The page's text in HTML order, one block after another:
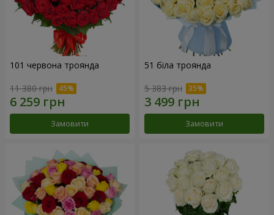
101 червона троянда
11 380 грн
Замовити
51 біла троянда
5 383 грн
Замовити